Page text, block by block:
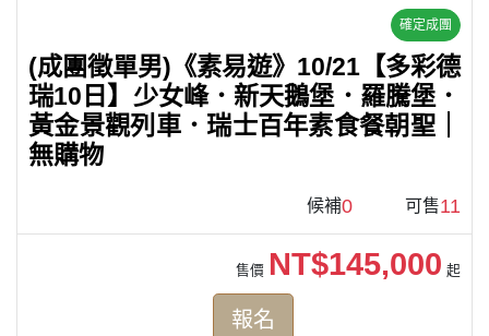
確定成團
(成團徵單男)《素易遊》10/21【多彩德
瑞10日】少女峰．新天鵝堡．羅騰堡．
黃金景觀列車．瑞士百年素食餐朝聖｜
無購物
候補0 可售11
售價 NT$145,000 起
報名